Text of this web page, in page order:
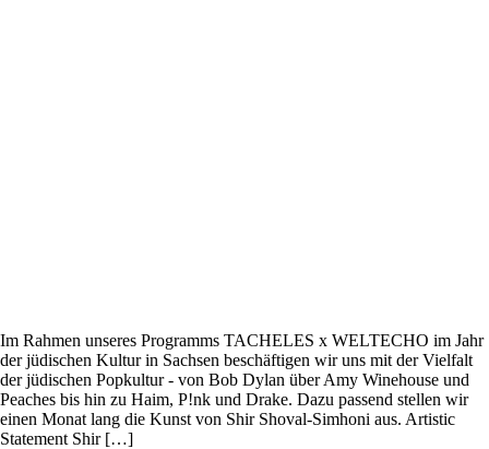
Im Rahmen unseres Programms TACHELES x WELTECHO im Jahr
der jüdischen Kultur in Sachsen beschäftigen wir uns mit der Vielfalt
der jüdischen Popkultur - von Bob Dylan über Amy Winehouse und
Peaches bis hin zu Haim, P!nk und Drake. Dazu passend stellen wir
einen Monat lang die Kunst von Shir Shoval-Simhoni aus. Artistic
Statement Shir […]